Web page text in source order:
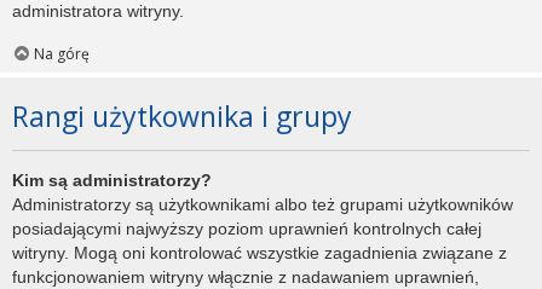
administratora witryny.
Na górę
Rangi użytkownika i grupy
Kim są administratorzy?
Administratorzy są użytkownikami albo też grupami użytkowników
posiadającymi najwyższy poziom uprawnień kontrolnych całej
witryny. Mogą oni kontrolować wszystkie zagadnienia związane z
funkcjonowaniem witryny włącznie z nadawaniem uprawnień,